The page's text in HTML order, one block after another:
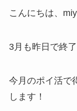
こんにちは、
3月も昨日で終
今月のポイ活で
します！